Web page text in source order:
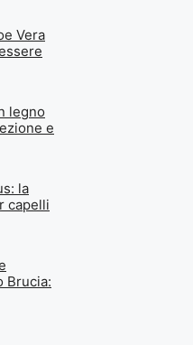
Vera
legno
e
la
capelli
Brucia: